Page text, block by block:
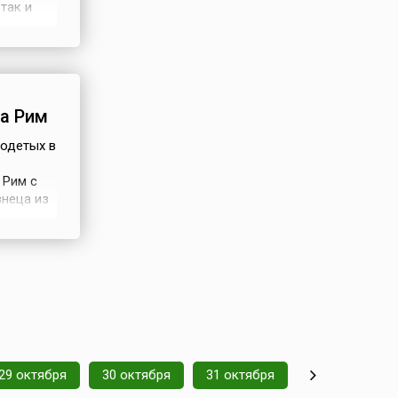
и
Рим
в
с
из
октября 30 октября 31 октября